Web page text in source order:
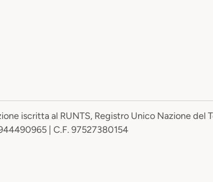
iscritta al RUNTS, Registro Unico Nazione del
| C.F. 97527380154